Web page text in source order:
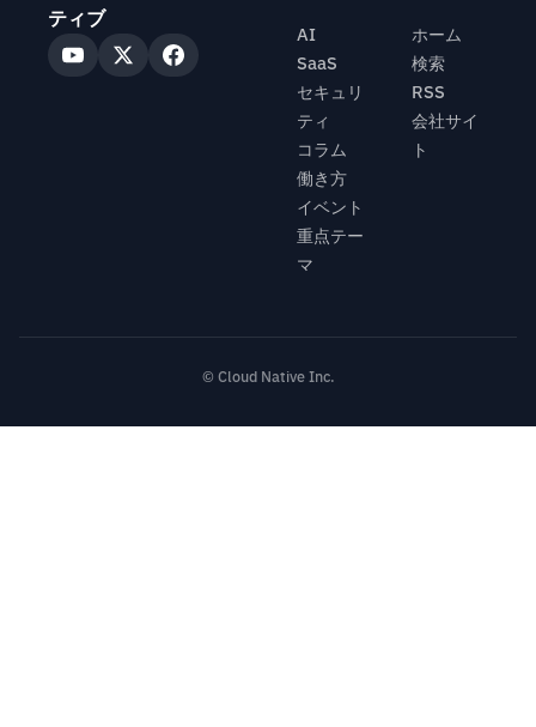
ティブ
AI
SaaS
セキュリ
ティ
コラム
働き方
イベント
重点テー
マ
ホーム
検索
RSS
会社サイ
ト
© Cloud Native Inc.